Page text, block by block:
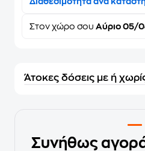
Στον χώρο σου Αύριο 05/
Άτοκες δόσεις με ή
Συνήθως